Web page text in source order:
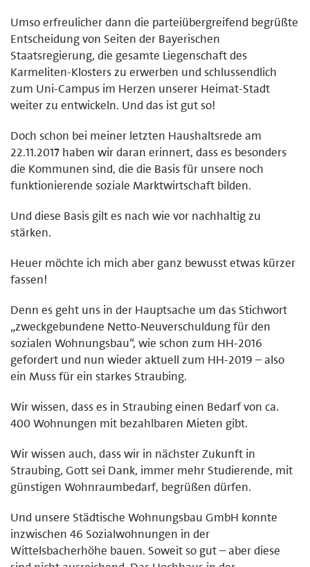
Umso erfreulicher dann die parteiübergreifend begrüßte
Entscheidung von Seiten der Bayerischen
Staatsregierung, die gesamte Liegenschaft des
Karmeliten-Klosters zu erwerben und schlussendlich
zum Uni-Campus im Herzen unserer Heimat-Stadt
weiter zu entwickeln. Und das ist gut so!
Doch schon bei meiner letzten Haushaltsrede am
22.11.2017 haben wir daran erinnert, dass es besonders
die Kommunen sind, die die Basis für unsere noch
funktionierende soziale Marktwirtschaft bilden.
Und diese Basis gilt es nach wie vor nachhaltig zu
stärken.
Heuer möchte ich mich aber ganz bewusst etwas kürzer
fassen!
Denn es geht uns in der Hauptsache um das Stichwort
„zweckgebundene Netto-Neuverschuldung für den
sozialen Wohnungsbau“, wie schon zum HH-2016
gefordert und nun wieder aktuell zum HH-2019 – also
ein Muss für ein starkes Straubing.
Wir wissen, dass es in Straubing einen Bedarf von ca.
400 Wohnungen mit bezahlbaren Mieten gibt.
Wir wissen auch, dass wir in nächster Zukunft in
Straubing, Gott sei Dank, immer mehr Studierende, mit
günstigen Wohnraumbedarf, begrüßen dürfen.
Und unsere Städtische Wohnungsbau GmbH konnte
inzwischen 46 Sozialwohnungen in der
Wittelsbacherhöhe bauen. Soweit so gut – aber diese